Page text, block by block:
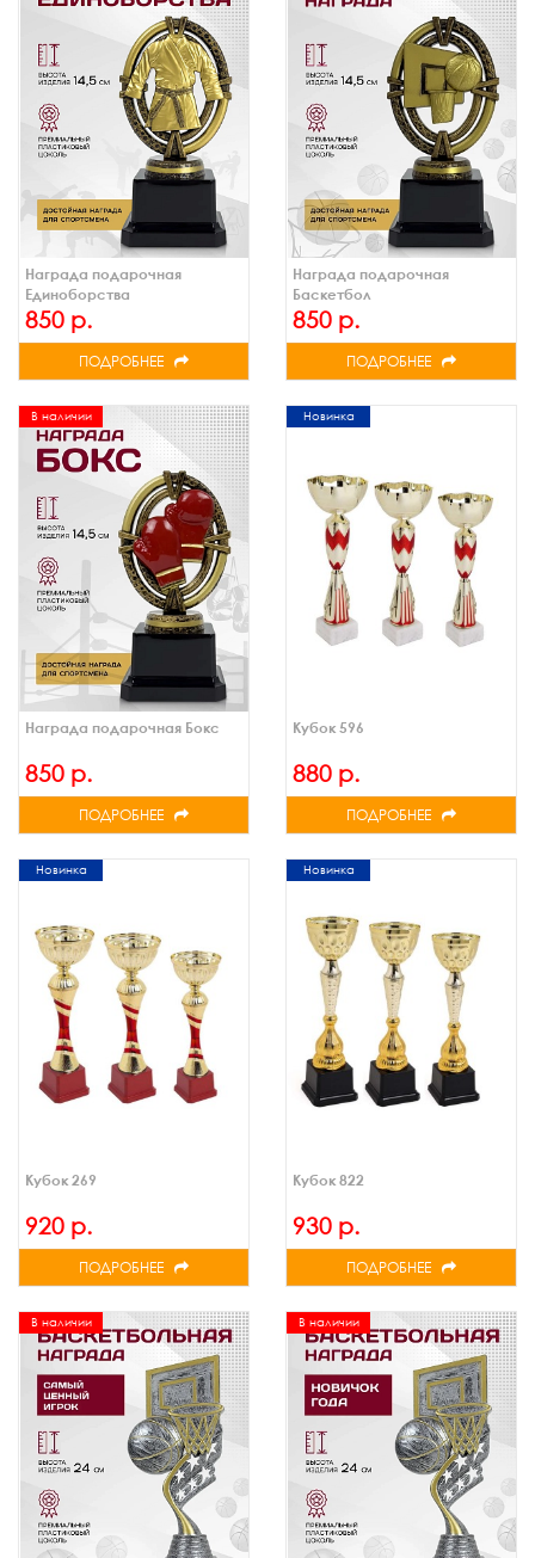
Награда подарочная
Единоборства
850 р.
ПОДРОБНЕЕ
Награда подарочная
Баскетбол
850 р.
ПОДРОБНЕЕ
В наличии
Награда подарочная Бокс
850 р.
ПОДРОБНЕЕ
Новинка
Кубок 596
880 р.
ПОДРОБНЕЕ
Новинка
Кубок 269
920 р.
ПОДРОБНЕЕ
Новинка
Кубок 822
930 р.
ПОДРОБНЕЕ
В наличии В наличии